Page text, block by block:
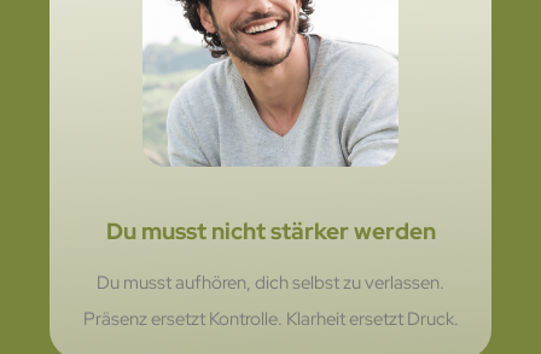
Du musst nicht stärker werden
Du musst aufhören, dich selbst zu verlassen.
Präsenz ersetzt Kontrolle. Klarheit ersetzt Druck.